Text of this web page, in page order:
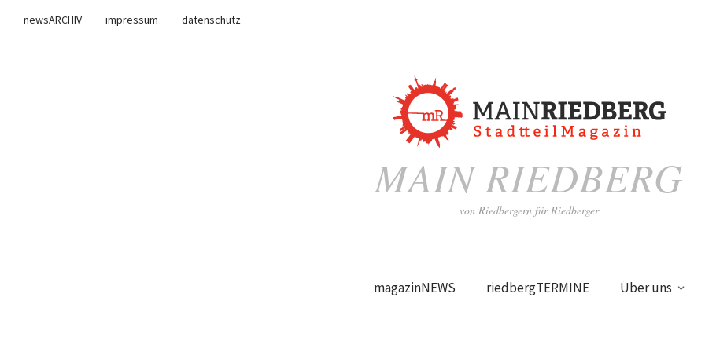
newsARCHIV impressum
datenschutz
MAIN RIEDBERG
von Riedbergern für Riedberger
magazinNEWS riedbergTERMINE Über uns